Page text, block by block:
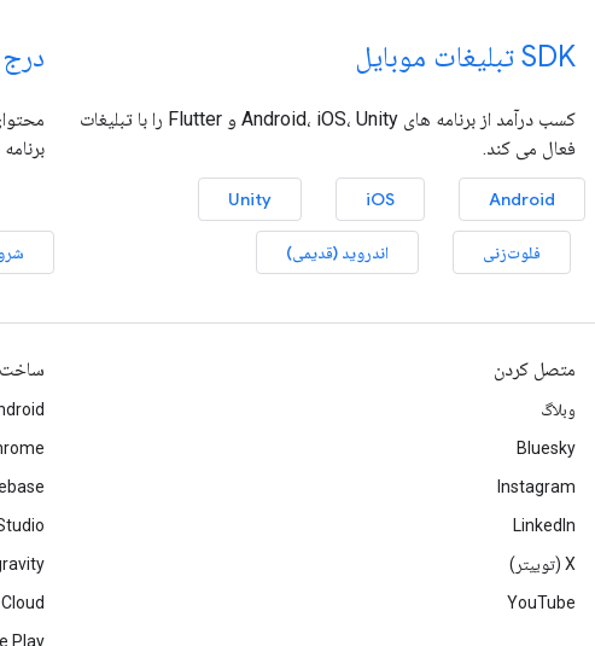
SDK تبلیغات موبایل
کسب درآمد از برنامه های Android، iOS، Unity و Flutter را با تبلیغات
فعال می کند.
Android
iOS
Unity
فلوت‌زنی اندروید (قدیمی)
متصل کردن
وبلاگ
Bluesky
Instagram
LinkedIn
‫X (توییتر)
YouTube
ساخت
Play